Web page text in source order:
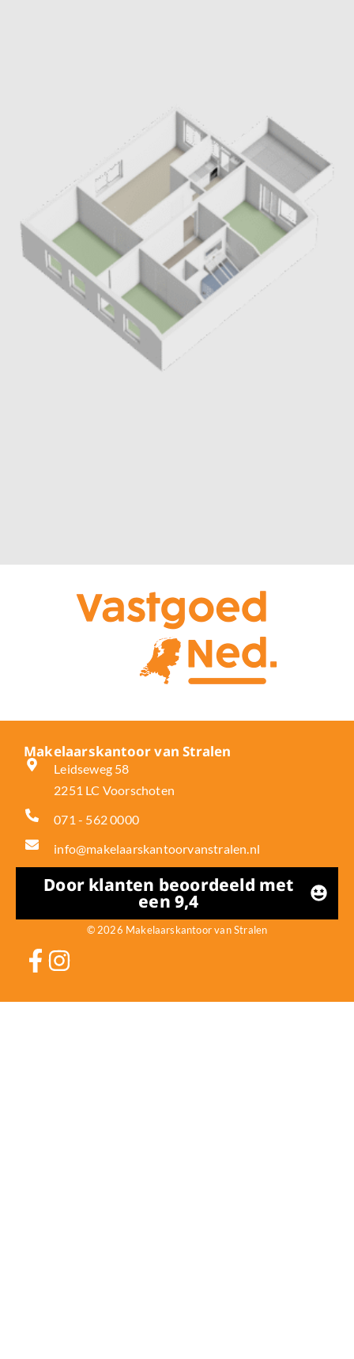
Makelaarskantoor van Stralen
Leidseweg 58
2251 LC Voorschoten
071 - 562 0000
info@makelaarskantoorvanstralen.nl
Door klanten beoordeeld met
een 9,4
© 2026 Makelaarskantoor van Stralen